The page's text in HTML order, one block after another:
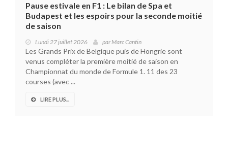
Pause estivale en F1 : Le bilan de Spa et
Budapest et les espoirs pour la seconde moitié
de saison
Lundi 27 juillet 2026 parMarc Cantin
Les Grands Prix de Belgique puis de Hongrie sont
venus compléter la première moitié de saison en
Championnat du monde de Formule 1. 11 des 23
courses (avec ...
LIRE PLUS...